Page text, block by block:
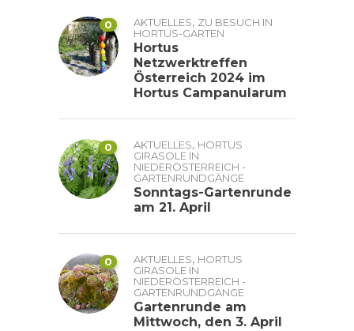
0 AKTUELLES, ZU BESUCH IN
HORTUS-GÄRTEN
Hortus
Netzwerktreffen
Österreich 2024 im
Hortus Campanularum
0 AKTUELLES, HORTUS
GIRASOLE IN
NIEDERÖSTERREICH -
GARTENRUNDGÄNGE
Sonntags-Gartenrunde
am 21. April
0 AKTUELLES, HORTUS
GIRASOLE IN
NIEDERÖSTERREICH -
GARTENRUNDGÄNGE
Gartenrunde am
Mittwoch, den 3. April